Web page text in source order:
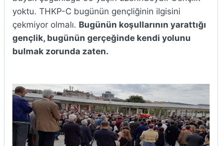
yoktu. THKP-C bugünün gençliğinin ilgisini
çekmiyor olmalı. Bugünün koşullarının yarattığı
gençlik, bugünün gerçeğinde kendi yolunu
bulmak zorunda zaten.